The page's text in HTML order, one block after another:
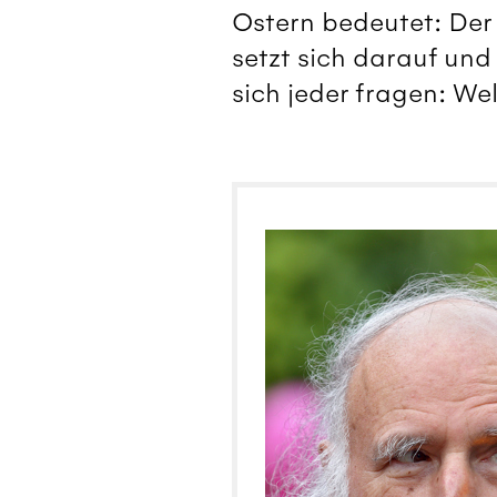
Ostern bedeutet:
setzt sich darauf
sich jeder fragen: